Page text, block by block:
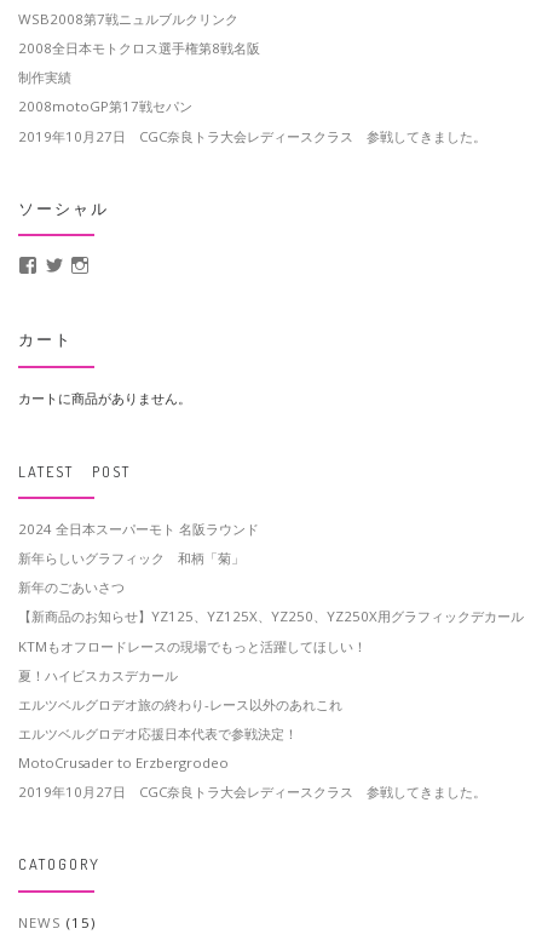
WSB2008第7戦ニュルブルクリンク
2008全日本モトクロス選手権第8戦名阪
制作実績
2008motoGP第17戦セパン
2019年10月27日 CGC奈良トラ大会レディースクラス 参戦してきました。
ソーシャル
MotoCrusader さんのプロフィールを Facebook で表示
@MotoCrusader さんのプロフィールを Twitter で表示
カート
カートに商品がありません。
LATEST POST
2024 全日本スーパーモト 名阪ラウンド
新年らしいグラフィック 和柄「菊」
新年のごあいさつ
【新商品のお知らせ】YZ125、YZ125X、YZ250、YZ250X用グラフィックデカール
KTMもオフロードレースの現場でもっと活躍してほしい！
夏！ハイビスカスデカール
エルツベルグロデオ旅の終わり-レース以外のあれこれ
エルツベルグロデオ応援日本代表で参戦決定！
MotoCrusader to Erzbergrodeo
2019年10月27日 CGC奈良トラ大会レディースクラス 参戦してきました。
CATOGORY
NEWS (15)